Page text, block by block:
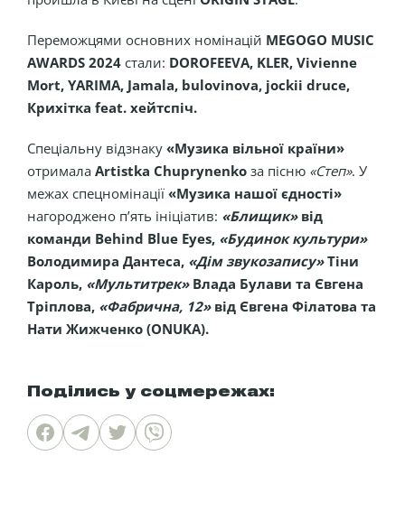
Переможцями основних номінацій MEGOGO MUSIC
AWARDS 2024 стали: DOROFEEVA, KLER, Vivienne
Mort, YARIMA, Jamala, bulovinova, jockii druce,
Крихітка feat. хейтспіч.
Спеціальну відзнаку «Музика вільної країни»
отримала Artistka Chuprynenko за пісню «Степ». У
межах спецномінації «Музика нашої єдності»
нагороджено п’ять ініціатив: «Блищик»від
команди Behind Blue Eyes, «Будинок культури»
Володимира Дантеса, «Дім звукозапису»Тіни
Кароль, «Мультитрек»Влада Булави та Євгена
Тріплова, «Фабрична, 12»від Євгена Філатова та
Нати Жижченко (ONUKA).
Поділись у соцмережах: